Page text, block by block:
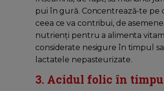
pui în gură. Concentrează-te pe
ceea ce va contribui, de
nutrienți pentru a alimenta
considerate nesigure în timpul
lactatele nepasteurizate.
3. Acidul folic în